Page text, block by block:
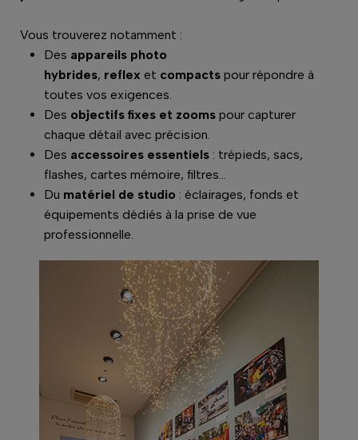
Vous trouverez notamment :
Des appareils photo
hybrides, reflex et compacts pour répondre à
toutes vos exigences.
Des objectifs fixes et zooms pour capturer
chaque détail avec précision.
Des accessoires essentiels : trépieds, sacs,
flashes, cartes mémoire, filtres…
Du matériel de studio : éclairages, fonds et
équipements dédiés à la prise de vue
professionnelle.